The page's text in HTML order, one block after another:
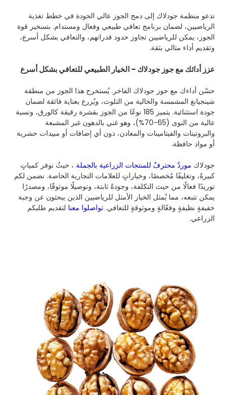
تدعو منظمة جودلاك إلى دمج الجوز عالي الجودة في خطط تغذية
الرياضيين، لضمان برنامج تعافي طبيعي وفعال ومستدام. بتسخير قوة
الجوز، يمكن للرياضيين تجاوز حدود قدراتهم، والتعافي بشكل أسرع،
وتقديم أداء مثالي بثقة.
عزز أدائك مع جوز جودلاك - الخيار الطبيعي للتعافي بشكل أسرع
حسّن أداءك مع جوز جودلاك الفاخر. يُستخرج هذا الجوز من منطقة
شينجيانغ المشمسة والخالية من التلوث، ويُزرع بعناية فائقة لضمان
جودة استثنائية. يتميز 185 نوعًا من الجوز بقشرة رقيقة كالورق، ونسبة
عالية من النوى (65-70%)، وهو غني بالدهون غير المشبعة
والبروتينات والفيتامينات والمعادن، دون أي إضافات أو مبيدات حشرية
أو مواد حافظة.
جودلاك موردٌ محترفٌ للمنتجات الزراعية بالجملة ، حيثُ نوفر كمياتٍ
كبيرةً، وتغليفًا مُخصصًا، وخياراتٍ للعلامات التجارية الخاصة. نضمن لكم
توريدًا فعالًا من حيث التكلفة، وجودةً ثابتة، وتوصيلًا موثوقًا، ومصدرًا
يمكن تتبعه، مما يُمثل الخيار الأمثل للرياضيين الذين يبحثون عن وجبة
خفيفةٍ نظيفةٍ وفعّالةٍ وموثوقةٍ للتعافي.تواصلوا معنا لتقديم طلبكم
الزراعي.